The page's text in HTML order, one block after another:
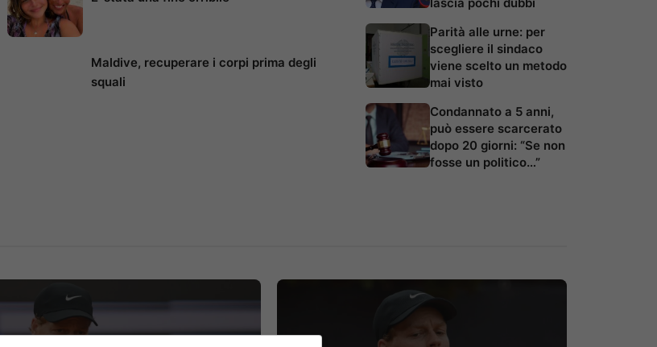
Maldive, recuperare i corpi prima degli
squali
Parità alle urne: per
scegliere il sindaco
viene scelto un metodo
mai visto
Condannato a 5 anni,
può essere scarcerato
dopo 20 giorni: “Se non
fosse un politico…”